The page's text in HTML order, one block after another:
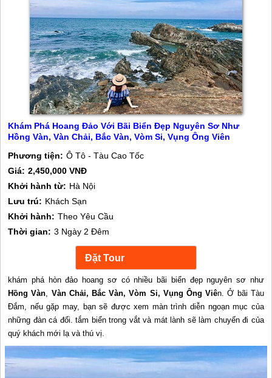
Khám Phá Hoang Đảo Với Bãi Biển Đẹp Nguyên Sơ Như
Hồng Vàn, Vàn Chải, Bắc Vàn, Vòm Si, Vụng Ông Viên
Phương tiện: Ô Tô - Tàu Cao Tốc
Giá: 2,450,000 VNĐ
Khởi hành từ: Hà Nội
Lưu trú: Khách Sạn
Khởi hành: Theo Yêu Cầu
Thời gian: 3 Ngày 2 Đêm
khám phá hòn đảo hoang sơ có nhiều bãi biển đẹp nguyên sơ như
Hồng Vàn, Vàn Chải, Bắc Vàn, Vòm Si, Vụng Ông Viên. Ở bãi Tàu
Đắm, nếu gặp may, bạn sẽ được xem màn trình diễn ngoạn mục của
những đàn cá đối. tắm biển trong vắt và mát lành sẽ làm chuyến đi của
quý khách mới lạ và thú vị.